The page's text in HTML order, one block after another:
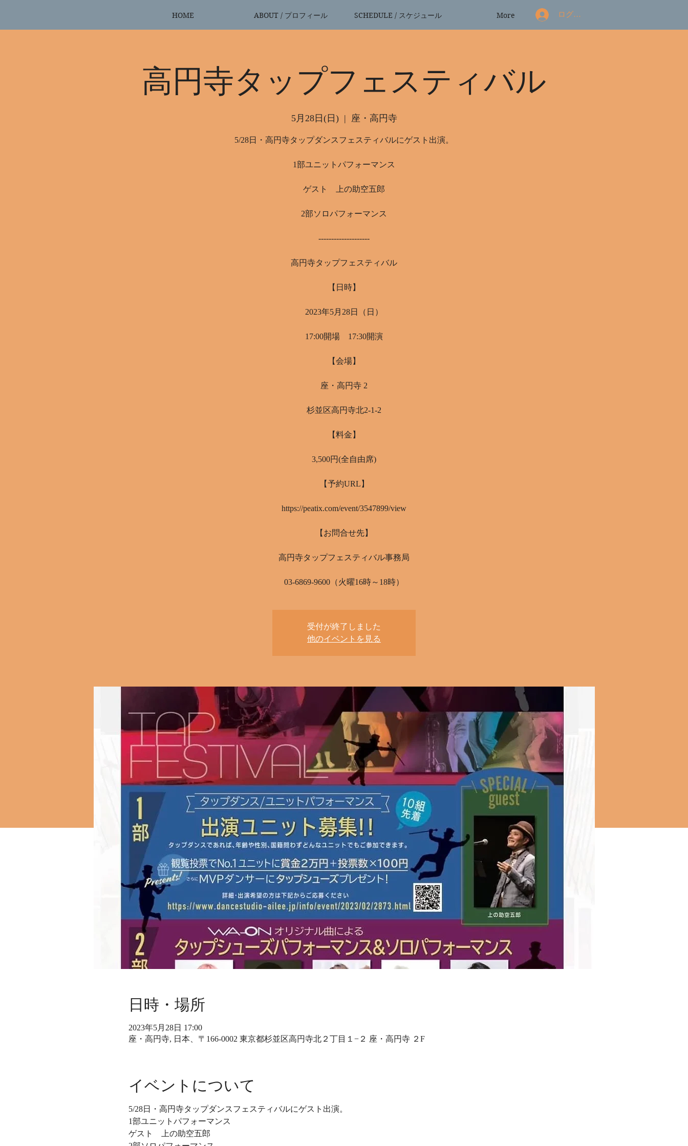
HOME ABOUT / プロフィール SCHEDULE / スケジュール More ログイン
高円寺タップフェスティバル
5月28日(日)
  |
座・高円寺
5/28日・高円寺タップダンスフェスティバルにゲスト出演。
1部ユニットパフォーマンス
ゲスト 上の助空五郎
2部ソロパフォーマンス
--------------------
高円寺タップフェスティバル
【日時】
2023年5月28日（日）
17:00開場 17:30開演
【会場】
座・高円寺 2
杉並区高円寺北2-1-2
【料金】
3,500円(全自由席)
【予約URL】
https://peatix.com/event/3547899/view
【お問合せ先】
高円寺タップフェスティバル事務局
03-6869-9600（火曜16時～18時）
受付が終了しました
他のイベントを見る
日時・場所
2023年5月28日 17:00
座・高円寺, 日本、〒166-0002 東京都杉並区高円寺北２丁目１−２ 座・高円寺 ２F
イベントについて
5/28日・高円寺タップダンスフェスティバルにゲスト出演。
1部ユニットパフォーマンス
ゲスト　上の助空五郎